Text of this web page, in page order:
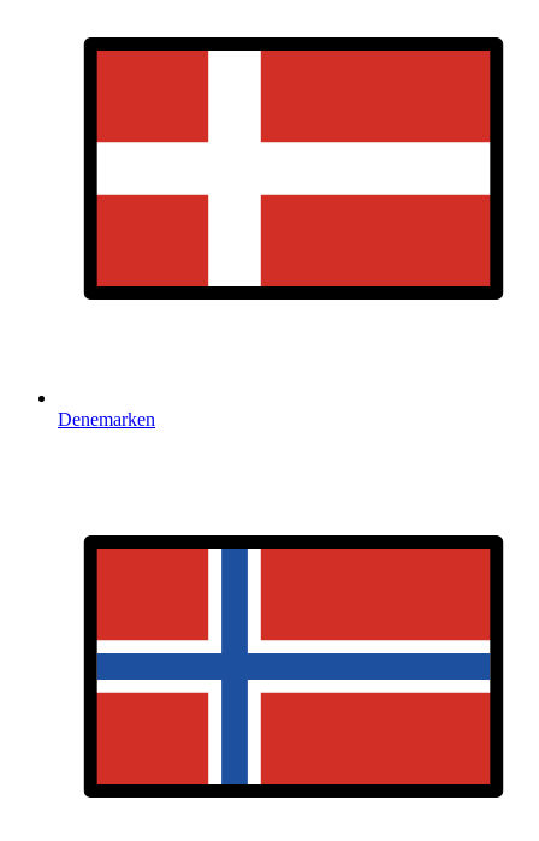
Denemarken